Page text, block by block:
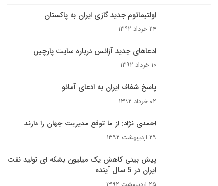
اولتیماتوم جدید گازی ایران به پاکستان
۲۴ خرداد ۱۳۹۲
ادعاهای جدید آژانس درباره سایت پارچین
۱۰ خرداد ۱۳۹۲
پاسخ شفاف ایران به ادعای آمانو
۰۲ خرداد ۱۳۹۲
احمدی نژاد: از ما توقع مدیریت جهان را دارند
۲۹ اردیبهشت ۱۳۹۲
پیش بینی کاهش یک میلیون بشکه ای تولید نفت
ایران در 5 سال آینده